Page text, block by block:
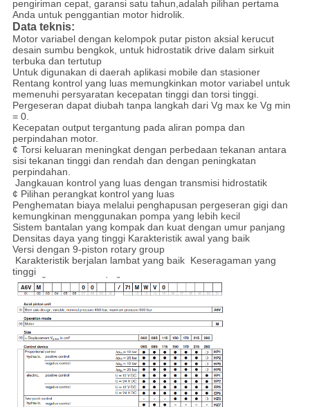
pengiriman cepat, garansi satu tahun,adalah pilihan pertama
Anda untuk penggantian motor hidrolik.
Data teknis:
Motor variabel dengan kelompok putar piston aksial kerucut
desain sumbu bengkok, untuk hidrostatik drive dalam sirkuit
terbuka dan tertutup
Untuk digunakan di daerah aplikasi mobile dan stasioner
Rentang kontrol yang luas memungkinkan motor variabel untuk
memenuhi persyaratan kecepatan tinggi dan torsi tinggi.
Pergeseran dapat diubah tanpa langkah dari Vg max ke Vg min
= 0.
Kecepatan output tergantung pada aliran pompa dan
perpindahan motor.
¢ Torsi keluaran meningkat dengan perbedaan tekanan antara
sisi tekanan tinggi dan rendah dan dengan peningkatan
perpindahan.
️ Jangkauan kontrol yang luas dengan transmisi hidrostatik
¢ Pilihan perangkat kontrol yang luas
Penghematan biaya melalui penghapusan pergeseran gigi dan
kemungkinan menggunakan pompa yang lebih kecil
Sistem bantalan yang kompak dan kuat dengan umur panjang
Densitas daya yang tinggi Karakteristik awal yang baik
Versi dengan 9-piston rotary group
️ Karakteristik berjalan lambat yang baik ️ Keseragaman yang
tinggi